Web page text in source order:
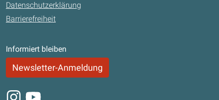
Datenschutzerklärung
Barrierefreiheit
Informiert bleiben
Newsletter-Anmeldung
Instagram
Youtube